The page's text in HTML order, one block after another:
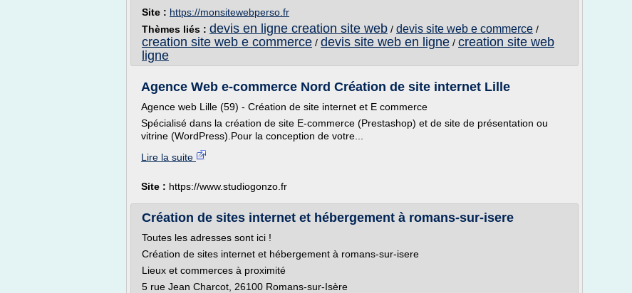
Site : https://monsitewebperso.fr
Thèmes liés : devis en ligne creation site web / devis site web e commerce /
creation site web e commerce / devis site web en ligne / creation site web
ligne
Agence Web e-commerce Nord Création de site internet Lille
Agence web Lille (59) - Création de site internet et E commerce
Spécialisé dans la création de site E-commerce (Prestashop) et de site de présentation ou
vitrine (WordPress).Pour la conception de votre...
Lire la suite
Site : https://www.studiogonzo.fr
Création de sites internet et hébergement à romans-sur-isere
Toutes les adresses sont ici !
Création de sites internet et hébergement à romans-sur-isere
Lieux et commerces à proximité
5 rue Jean Charcot, 26100 Romans-sur-Isère